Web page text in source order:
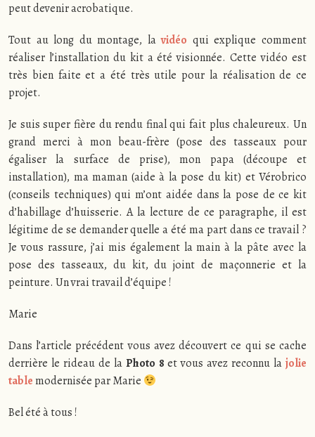
peut devenir acrobatique.
Tout au long du montage, lavidéo qui explique comment
réaliser l’installation du kit a été visionnée. Cette vidéo est
très bien faite et a été très utile pour la réalisation de ce
projet.
Je suis super fière du rendu final qui fait plus chaleureux. Un
grand merci à mon beau-frère (pose des tasseaux pour
égaliser la surface de prise), mon papa (découpe et
installation), ma maman (aide à la pose du kit) et Vérobrico
(conseils techniques) qui m’ont aidée dans la pose de ce kit
d’habillage d’huisserie. A la lecture de ce paragraphe, il est
légitime de se demander quelle a été ma part dans ce travail ?
Je vous rassure, j’ai mis également la main à la pâte avec la
pose des tasseaux, du kit, du joint de maçonnerie et la
peinture. Un vrai travail d’équipe !
Marie
Dans l’article précédent vous avez découvert ce qui se cache
derrière le rideau de la Photo 8 et vous avez reconnu lajolie
table modernisée par Marie
Bel été à tous !